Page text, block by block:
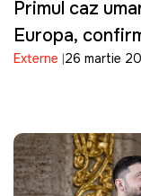
Primul caz
Europa,
Externe 26 martie